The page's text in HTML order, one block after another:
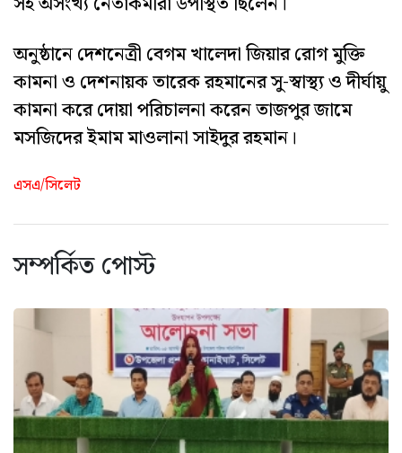
অনুষ্ঠানে দেশনেত্রী বেগম খালেদা জিয়ার রোগ মুক্তি
কামনা ও দেশনায়ক তারেক রহমানের সু-স্বাস্থ্য ও দীর্ঘায়ু
কামনা করে দোয়া পরিচালনা করেন তাজপুর জামে
মসজিদের ইমাম মাওলানা সাইদুর রহমান।
এসএ/সিলেট
সম্পর্কিত পোস্ট